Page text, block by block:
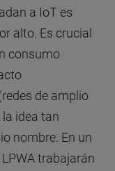
a IoT es
alto. Es crucial
consumo
de amplio
idea tan
nombre. En un
trabajarán